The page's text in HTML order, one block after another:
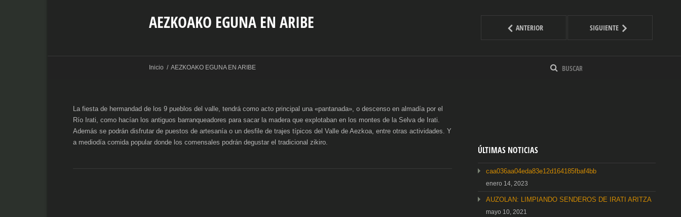
AEZKOAKO EGUNA EN ARIBE ANTERIOR SIGUIENTE
Inicio / AEZKOAKO EGUNA EN ARIBE
La fiesta de hermandad de los 9 pueblos del valle, tendrá como acto principal una «pantanada», o descenso en almadía por el
Río Irati, como hacían los antiguos barranqueadores para sacar la madera que explotaban en los montes de la Selva de Irati.
Además se podrán disfrutar de puestos de artesanía o un desfile de trajes típicos del Valle de Aezkoa, entre otras actividades. Y
a mediodía comida popular donde los comensales podrán degustar el tradicional zikiro.
ÚLTIMAS NOTICIAS
caa036aa04eda83e12d164185fbaf4bb
enero 14, 2023
AUZOLAN: LIMPIANDO SENDEROS DE IRATI ARITZA
mayo 10, 2021